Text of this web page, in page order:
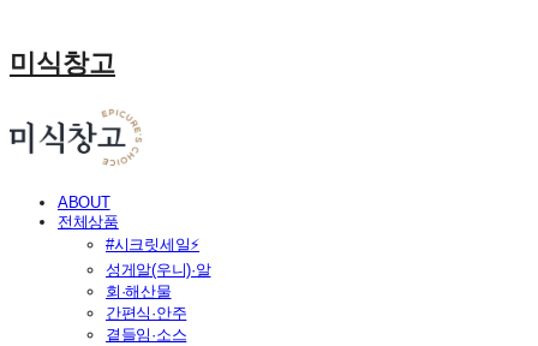
미식창고
ABOUT
전체상품
#시크릿세일⚡
성게알(우니)·알
회·해산물
간편식·안주
곁들임·소스